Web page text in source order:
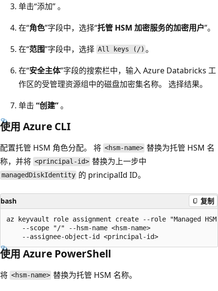
单击“添加” 。
在“角色”字段中，选择“托管 HSM 加密服务的加密用户”。
在“范围”字段中，选择 All keys (/) 。
在“安全主体”字段的搜索栏中，输入 Azure Databricks 工
作区的受管理资源组中的磁盘加密集名称。 选择结果。
单击 “创建”。
使用 Azure CLI
配置托管 HSM 角色分配。 将 <hsm-name> 替换为托管 HSM 名
称，并将 <principal-id> 替换为上一步中
managedDiskIdentity 的 principalId ID。
bash 复制
az keyvault role assignment create --role "Managed
    --scope "/" --hsm-name <hsm-name>
使用 Azure PowerShell
将 <hsm-name> 替换为托管 HSM 名称。